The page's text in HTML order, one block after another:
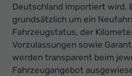
Deutschland importiert wird.
grundsätzlich um ein
Fahrzeugstatus, der
Vorzulassungen sowie
werden transparent beim
Fahrzeugangebot